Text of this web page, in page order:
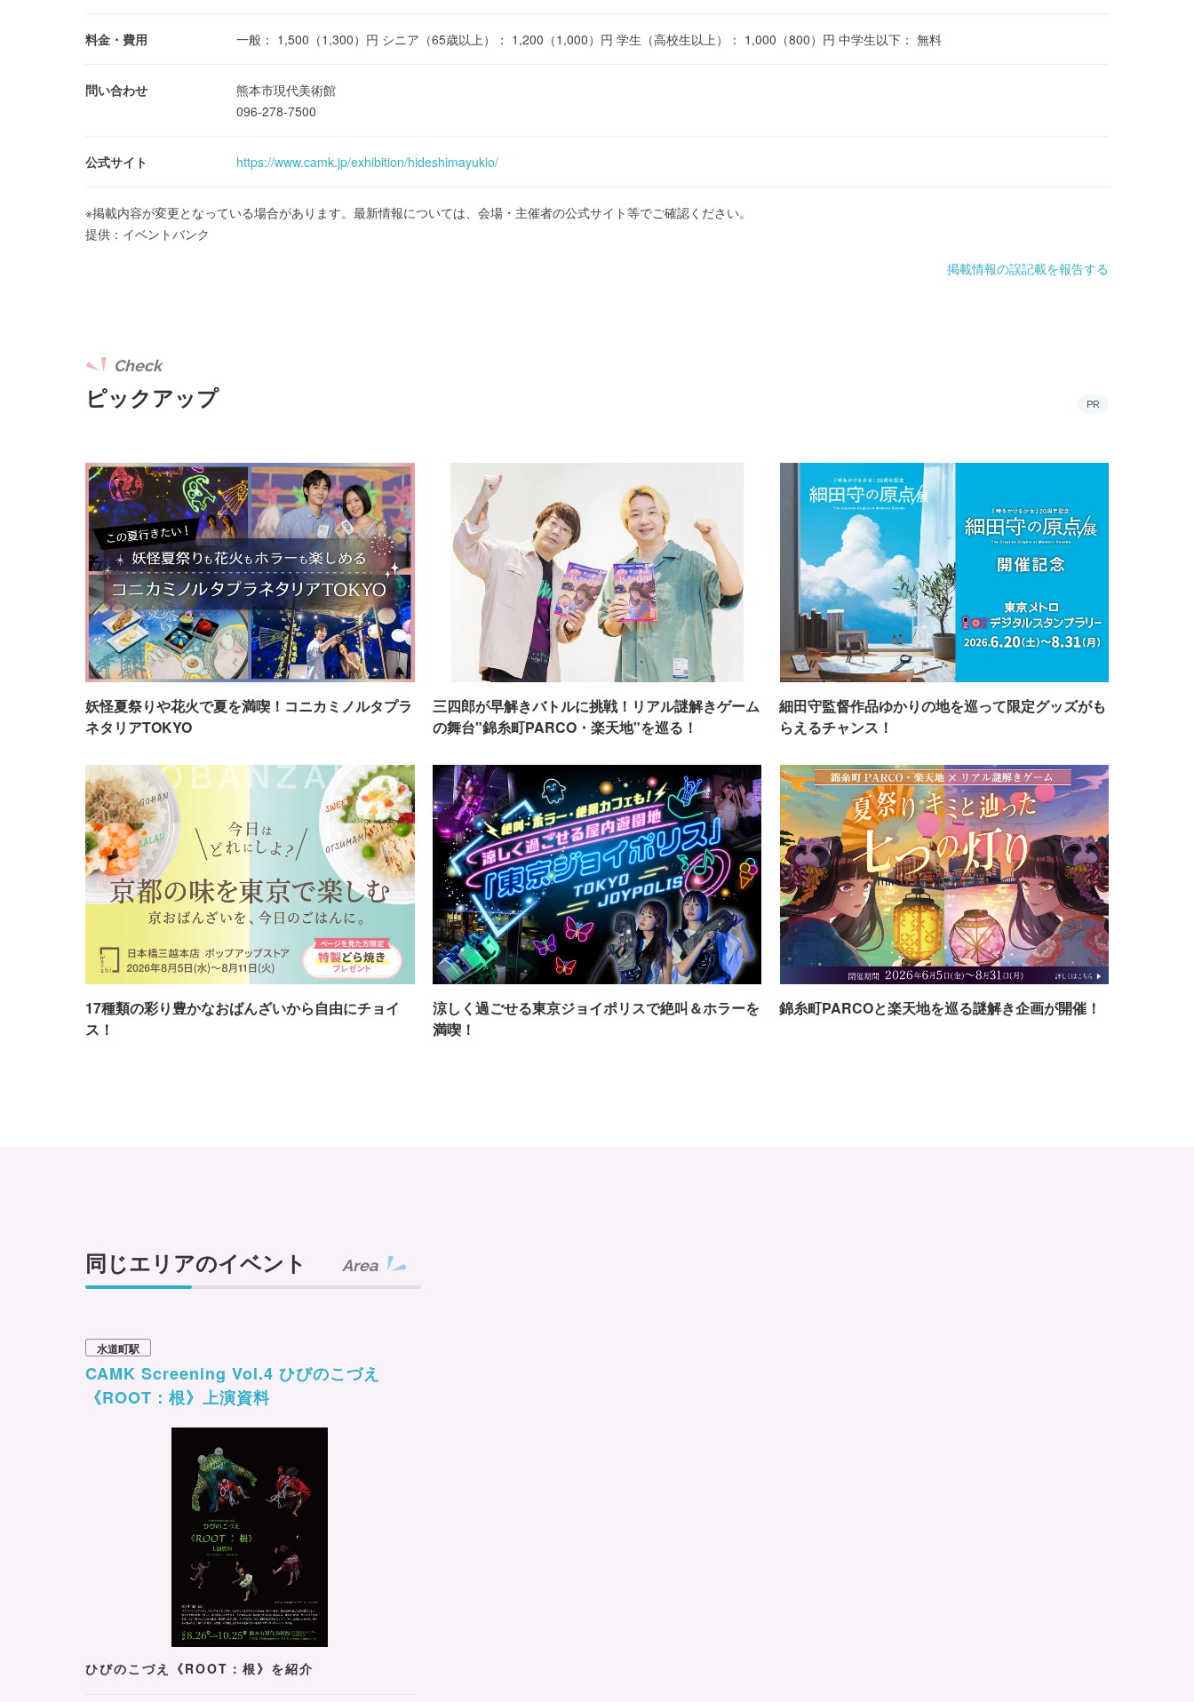
料金・費用 一般： 1,500（1,300）円 シニア（65歳以上）： 1,200（1,000）円 学生（高校生以上）： 1,000（800）円 中学生以下： 無料
問い合わせ
熊本市現代美術館
096-278-7500
公式サイト https://www.camk.jp/exhibition/hideshimayukio/
※掲載内容が変更となっている場合があります。最新情報については、会場・主催者の公式サイト等でご確認ください。
提供：イベントバンク
掲載情報の誤記載を報告する
ピックアップ
Check
PR
妖怪夏祭りや花火で夏を満喫！コニカミノルタプラ
ネタリアTOKYO
三四郎が早解きバトルに挑戦！リアル謎解きゲーム
の舞台"錦糸町PARCO・楽天地"を巡る！
細田守監督作品ゆかりの地を巡って限定グッズがも
らえるチャンス！
17種類の彩り豊かなおばんざいから自由にチョイ
ス！
涼しく過ごせる東京ジョイポリスで絶叫＆ホラーを
満喫！
錦糸町PARCOと楽天地を巡る謎解き企画が開催！
同じエリアのイベント Area
水道町駅
CAMK Screening Vol.4 ひびのこづえ
《ROOT：根》上演資料
ひびのこづえ《ROOT：根》を紹介